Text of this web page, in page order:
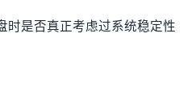
是否真正考虑过系统稳定性